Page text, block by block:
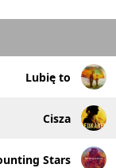
Lubię to
Cisza
Stars